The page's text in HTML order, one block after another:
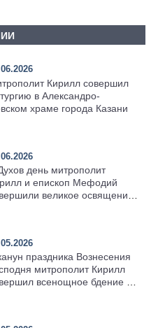
Кирилл совершил
в Александро-
храме города Казани
день митрополит
и епископ Мефодий
великое освящение
праздника Вознесения
митрополит Кирилл
всенощное бдение в